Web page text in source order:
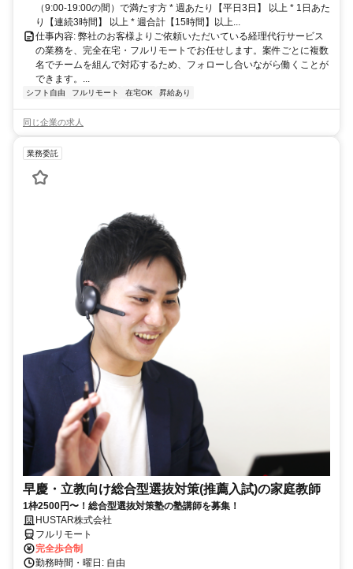
（9:00-19:00の間）で満たす方 * 週あたり【平日3日】 以上 * 1日あた
り【連続3時間】 以上 * 週合計【15時間】以上...
仕事内容: 弊社のお客様よりご依頼いただいている経理代行サービス
の業務を、完全在宅・フルリモートでお任せします。案件ごとに複数
名でチームを組んで対応するため、フォローし合いながら働くことが
できます。...
シフト自由 フルリモート 在宅OK 昇給あり
同じ企業の求人
業務委託
早慶・立教向け総合型選抜対策(推薦入試)の家庭教師
1枠2500円〜！総合型選抜対策塾の塾講師を募集！
HUSTAR株式会社
フルリモート
完全歩合制
勤務時間・曜日: 自由